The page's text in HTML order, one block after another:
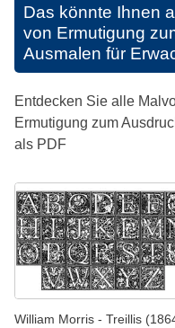
Das könnte Ihnen
von Ermutigung
Ausmalen für
Entdecken Sie alle
Ermutigung zum
als PDF
William Morris - Treillis